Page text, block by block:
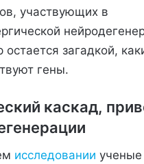
участвующих в
остается загадкой,
гены.
каскад,
исследовании